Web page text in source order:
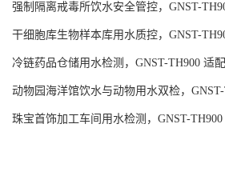
强制隔离戒毒所饮水安全管控，GNST-
求
干细胞库生物样本库用水质控，GNST-
全
冷链药品仓储用水检测，GNST-TH900 适
动物园海洋馆饮水与动物用水双检，
水安全
珠宝首饰加工车间用水检测，GNST-